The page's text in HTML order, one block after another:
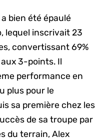
bien été épaulé
lequel inscrivait 23
convertissant 69%
3-points. Il
performance en
plus pour le
sa première chez les
de sa troupe par
du terrain, Alex